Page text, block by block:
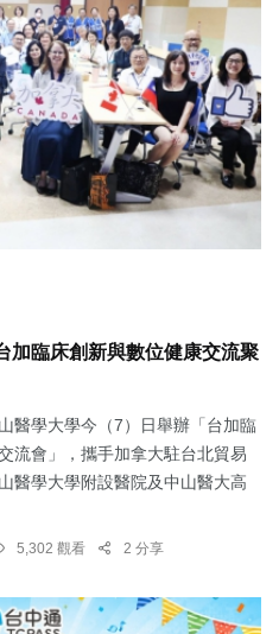
臨床創新與數位健康交流聚
醫學大學今（7）日舉辦「台加臨
流會」，攜手加拿大駐台北貿易
醫學大學附設醫院及中山醫大高
5,302 觀看 2 分享